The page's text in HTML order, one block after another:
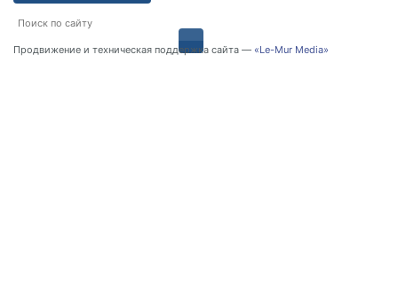
Продвижение и техническая поддержка сайта — «Le-Mur Media»